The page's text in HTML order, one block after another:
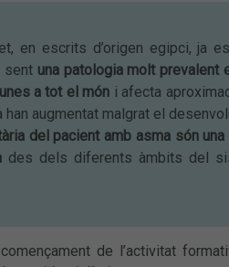
en escrits d’origen egipci, ja
sent una patologia molt prevalent
a tot el món i afecta
augmentat malgrat el
del pacient amb asma són
des dels diferents àmbits del
de l’activitat